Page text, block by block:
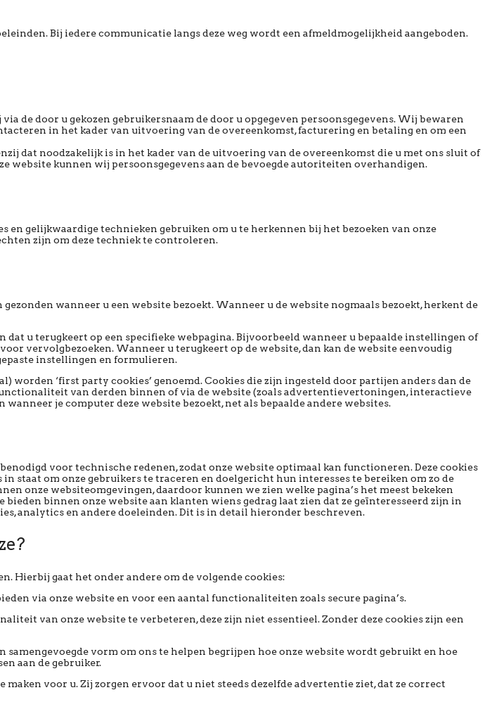
Bij iedere communicatie langs deze weg wordt een afmeldmogelijkheid aangeboden.
de door u gekozen gebruikersnaam de door u opgegeven persoonsgegevens. Wij bewaren
in het kader van uitvoering van de overeenkomst, facturering en betaling en om een
dat noodzakelijk is in het kader van de uitvoering van de overeenkomst die u met ons sluit of
kunnen wij persoonsgegevens aan de bevoegde autoriteiten overhandigen.
en gelijkwaardige technieken gebruiken om u te herkennen bij het bezoeken van onze
zijn om deze techniek te controleren.
wanneer u een website bezoekt. Wanneer u de website nogmaals bezoekt, herkent de
u terugkeert op een specifieke webpagina. Bijvoorbeeld wanneer u bepaalde instellingen of
vervolgbezoeken. Wanneer u terugkeert op de website, dan kan de website eenvoudig
instellingen en formulieren.
worden ‘first party cookies’ genoemd. Cookies die zijn ingesteld door partijen anders dan de
van derden binnen of via de website (zoals advertentievertoningen, interactieve
je computer deze website bezoekt, net als bepaalde andere websites.
voor technische redenen, zodat onze website optimaal kan functioneren. Deze cookies
staat om onze gebruikers te traceren en doelgericht hun interesses te bereiken om zo de
onze websiteomgevingen, daardoor kunnen we zien welke pagina’s het meest bekeken
binnen onze website aan klanten wiens gedrag laat zien dat ze geïnteresseerd zijn in
analytics en andere doeleinden. Dit is in detail hieronder beschreven.
Hierbij gaat het onder andere om de volgende cookies:
via onze website en voor een aantal functionaliteiten zoals secure pagina’s.
van onze website te verbeteren, deze zijn niet essentieel. Zonder deze cookies zijn een
vorm om ons te helpen begrijpen hoe onze website wordt gebruikt en hoe
aan de gebruiker.
voor u. Zij zorgen ervoor dat u niet steeds dezelfde advertentie ziet, dat ze correct